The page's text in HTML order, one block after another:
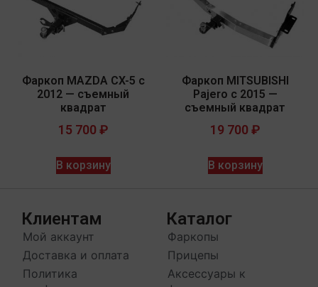
Фаркоп MAZDA CX-5 с
2012 — съемный
квадрат
15 700 ₽
В корзину
Фаркоп MITSUBISHI
Pajero с 2015 —
съемный квадрат
19 700 ₽
В корзину
Клиентам
Мой аккаунт
Доставка и оплата
Политика
Каталог
Фаркопы
Прицепы
Аксессуары к